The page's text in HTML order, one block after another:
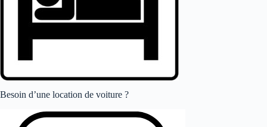
Besoin d’une location de voiture ?